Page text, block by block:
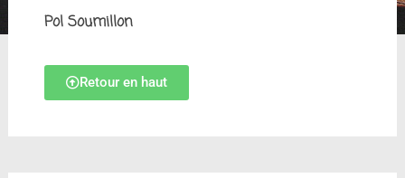
Pol Soumillon
Retour en haut